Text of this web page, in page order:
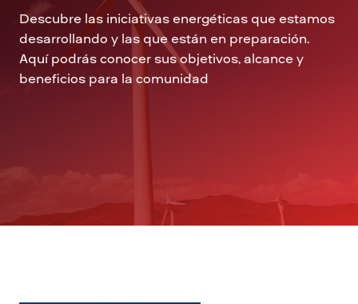
Descubre las iniciativas energéticas que estamos
desarrollando y las que están en preparación.
Aquí podrás conocer sus objetivos, alcance y
beneficios para la comunidad